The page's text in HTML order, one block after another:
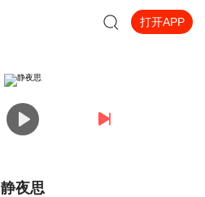
打开APP
静夜思